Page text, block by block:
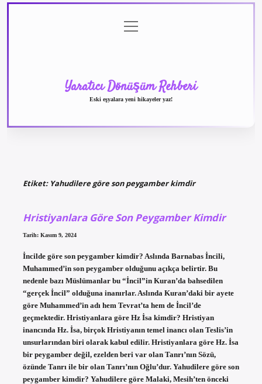
menüyü
aç
Yaratıcı Dönüşüm Rehberi
Eski eşyalara yeni hikayeler yaz!
Etiket: Yahudilere göre son peygamber kimdir
Hristiyanlara Göre Son Peygamber Kimdir
Tarih: Kasım 9, 2024
İncilde göre son peygamber kimdir? Aslında Barnabas İncili,
Muhammed’in son peygamber olduğunu açıkça belirtir. Bu
nedenle bazı Müslümanlar bu “İncil”in Kuran’da bahsedilen
“gerçek İncil” olduğuna inanırlar. Aslında Kuran’daki bir ayete
göre Muhammed’in adı hem Tevrat’ta hem de İncil’de
geçmektedir. Hristiyanlara göre Hz İsa kimdir? Hristiyan
inancında Hz. İsa, birçok Hristiyanın temel inancı olan Teslis’in
unsurlarından biri olarak kabul edilir. Hristiyanlara göre Hz. İsa
bir peygamber değil, ezelden beri var olan Tanrı’nın Sözü,
özünde Tanrı ile bir olan Tanrı’nın Oğlu’dur. Yahudilere göre son
peygamber kimdir? Yahudilere göre Malaki, Mesih’ten önceki